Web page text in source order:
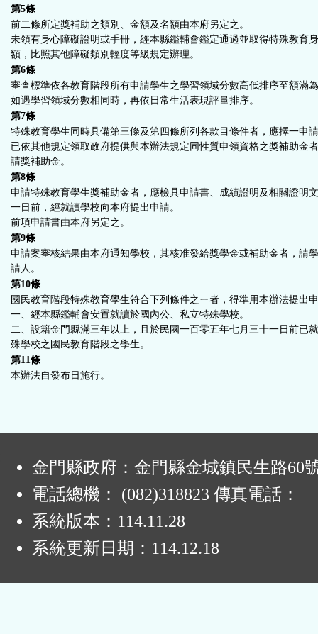
第5條
前二條所定獎補助之類別、金額及名額由本府另定之。
未領有身心障礙證明或手冊，經本縣鑑輔會鑑定通過並取得特殊教育
額，比照其他障礙類別輕度等級規定辦理。
第6條
審查標準依各教育階段所有申請學生之學習領域分數高低排序至額滿
如遇學習領域分數相同時，再依日常生活表現評量排序。
第7條
特殊教育學生同時具備第三條及第四條所列各款目條件者，應擇一申
已依其他規定領取政府提供與本辦法規定同性質申領資格之獎補助金
請獎補助金。
第8條
申請特殊教育學生獎補助金者，應檢具申請書、成績證明及相關證明
一日前，經就讀學校向本府提出申請。
前項申請書由本府另定之。
第9條
申請案審核結果由本府通知學校，其核准發給獎學金或補助金者，請
請人。
第10條
國民教育階段特殊教育學生符合下列條件之ㄧ者，得準用本辦法提出
一、經本縣鑑輔會安置就讀於國內公、私立特殊學校。
二、設籍金門縣滿三年以上，且於民國一百零五年七月三十一日前已
殊學校之國民教育階段之學生。
第11條
本辦法自發布日施行。
金門縣政府：金門縣金城鎮民生路60
電話總機： (082)318823 傳真電話：
系統版本： 114.11.28
系統更新日期： 114.12.18